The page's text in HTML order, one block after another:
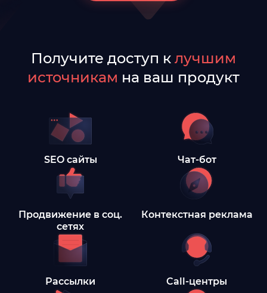
Получите доступ к лучшим
источникам на ваш продукт
SEO сайты Чат-бот
Продвижение в соц.
сетях
Контекстная реклама
Рассылки Call-центры